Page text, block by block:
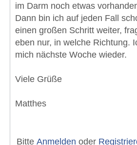
im Darm noch etwas
Dann bin ich auf jeden Fall
einen großen Schritt weiter,
eben nur, in welche Richtung.
mich nächste Woche wieder.
Viele Grüße
Matthes
Bitte Anmelden oder